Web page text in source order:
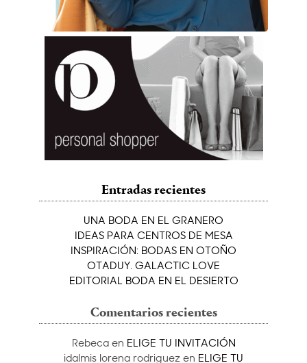
Entradas recientes
UNA BODA EN EL GRANERO
IDEAS PARA CENTROS DE MESA
INSPIRACIÓN: BODAS EN OTOÑO
OTADUY. GALACTIC LOVE
EDITORIAL BODA EN EL DESIERTO
Comentarios recientes
Rebecaen ELIGE TU INVITACIÓN
idalmis lorena rodriguez en ELIGE TU